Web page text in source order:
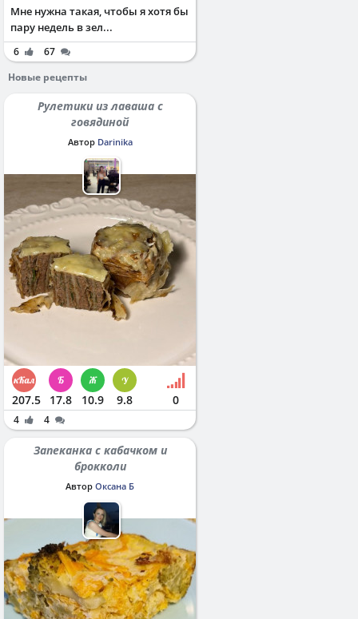
Мне нужна такая, чтобы я хотя бы
пару недель в зел...
6
67
Новые рецепты
Рулетики из лаваша с
говядиной
Автор Darinika
207.5 17.8 10.9 9.8 0
4 4
Запеканка с кабачком и
брокколи
Автор Оксана Б